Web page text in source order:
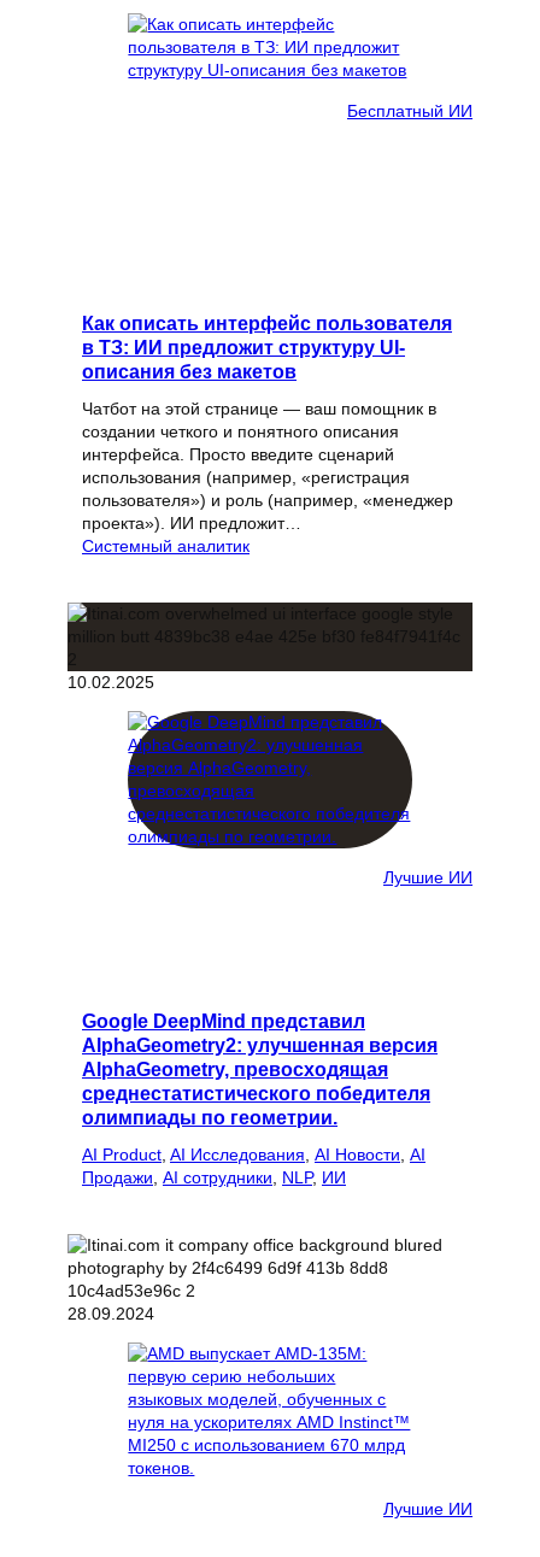
Бесплатный ИИ
Как описать интерфейс пользователя
в ТЗ: ИИ предложит структуру UI-
описания без макетов
Чатбот на этой странице — ваш помощник в
создании четкого и понятного описания
интерфейса. Просто введите сценарий
использования (например, «регистрация
пользователя») и роль (например, «менеджер
проекта»). ИИ предложит…
Системный аналитик
10.02.2025
Лучшие ИИ
Google DeepMind представил
AlphaGeometry2: улучшенная версия
AlphaGeometry, превосходящая
среднестатистического победителя
олимпиады по геометрии.
AI Product AI Исследования AI Новости AI
Продажи AI сотрудники NLP, ИИ
28.09.2024
Лучшие ИИ